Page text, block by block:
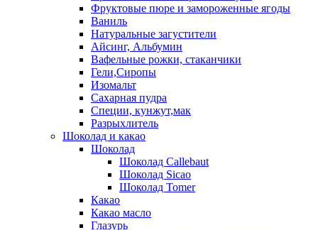
Фруктовые пюре и замороженные ягоды
Ваниль
Натуральные загустители
Айсинг, Альбумин
Вафельные рожки, стаканчики
Гели,Сиропы
Изомальт
Сахарная пудра
Специи, кунжут,мак
Разрыхлитель
Шоколад и какао
Шоколад
Шоколад Callebaut
Шоколад Sicao
Шоколад Tomer
Какао
Какао масло
Глазурь